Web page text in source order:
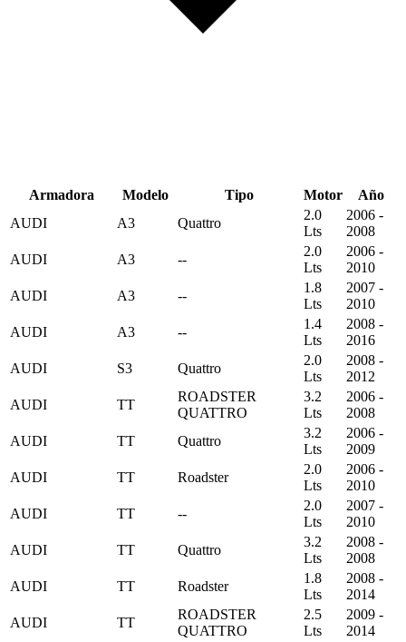
Armadora Modelo Tipo Motor
Año
AUDI
A3 Quattro
2.0
Lts
2006 -
2008
AUDI
A3 --
2.0
Lts
2006 -
2010
AUDI
A3 --
1.8
Lts
2007 -
2010
AUDI
A3 --
1.4
Lts
2008 -
2016
AUDI
S3 Quattro
2.0
Lts
2008 -
2012
AUDI
TT
ROADSTER
QUATTRO
3.2
Lts
2006 -
2008
AUDI
TT Quattro
3.2
Lts
2006 -
2009
AUDI
TT Roadster
2.0
Lts
2006 -
2010
AUDI
TT --
2.0
Lts
2007 -
2010
AUDI
TT Quattro
3.2
Lts
2008 -
2008
AUDI
TT Roadster
1.8
Lts
2008 -
2014
AUDI
TT
ROADSTER
QUATTRO
2.5
Lts
2009 -
2014